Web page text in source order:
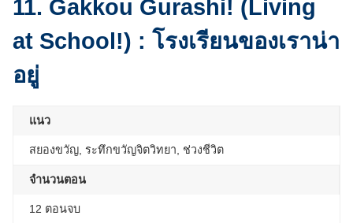
11. Gakkou Gurashi! (Living
at School!) : โรงเรียนของเราน่า
อยู่
แนว
สยองขวัญ, ระทึกขวัญจิตวิทยา, ช่วงชีวิต
จำนวนตอน
12 ตอนจบ